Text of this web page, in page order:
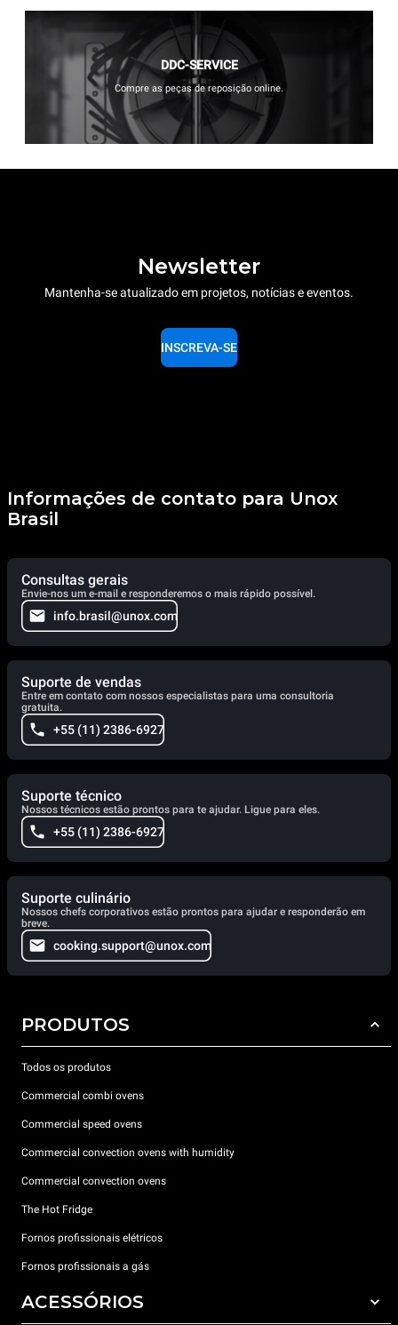
DDC-SERVICE
Compre as peças de reposição online.
Newsletter
Mantenha-se atualizado em projetos, notícias e eventos.
INSCREVA-SE
Informações de contato para Unox
Brasil
Consultas gerais
Envie-nos um e-mail e responderemos o mais rápido possível.
info.brasil@unox.com
Suporte de vendas
Entre em contato com nossos especialistas para uma consultoria
gratuita.
+55 (11) 2386-6927
Suporte técnico
Nossos técnicos estão prontos para te ajudar. Ligue para eles.
+55 (11) 2386-6927
Suporte culinário
Nossos chefs corporativos estão prontos para ajudar e responderão em
breve.
cooking.support@unox.com
PRODUTOS
Todos os produtos
Commercial combi ovens
Commercial speed ovens
Commercial convection ovens with humidity
Commercial convection ovens
The Hot Fridge
Fornos profissionais elétricos
Fornos profissionais a gás
ACESSÓRIOS